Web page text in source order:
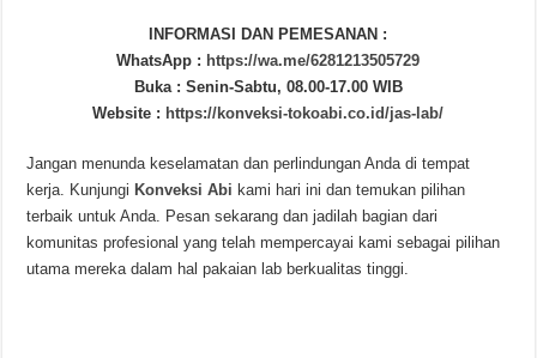
INFORMASI DAN PEMESANAN :
WhatsApp : https://wa.me/6281213505729
Buka : Senin-Sabtu, 08.00-17.00 WIB
Website : https://konveksi-tokoabi.co.id/jas-lab/
Jangan menunda keselamatan dan perlindungan Anda di tempat
kerja. Kunjungi Konveksi Abi kami hari ini dan temukan pilihan
terbaik untuk Anda. Pesan sekarang dan jadilah bagian dari
komunitas profesional yang telah mempercayai kami sebagai pilihan
utama mereka dalam hal pakaian lab berkualitas tinggi.